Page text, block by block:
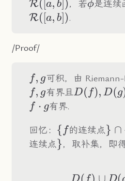
R([a, b])，若\phi
ϕ是连续
R([a, b]).
/Proof/
f,g
f, g可积，由
f, g有界且D(f),D(g)
D( f), D(g
f ⋅ g有界.
回忆： \
{f
{ f的连续点
{g
} ∩
连续点\}
}，取补集，即
( ) ∪ (